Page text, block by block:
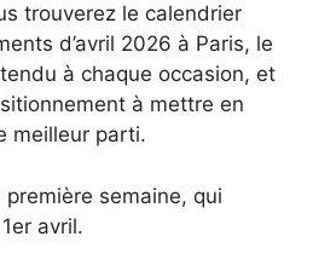
trouverez le calendrier
d’avril 2026 à Paris, le
à chaque occasion, et
à mettre en
meilleur parti.
semaine, qui
avril.